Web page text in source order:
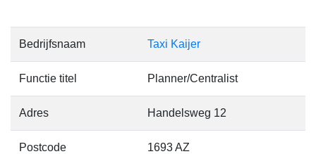
Bedrijfsnaam Taxi Kaijer
Functie titel Planner/Centralist
Adres Handelsweg 12
Postcode 1693 AZ